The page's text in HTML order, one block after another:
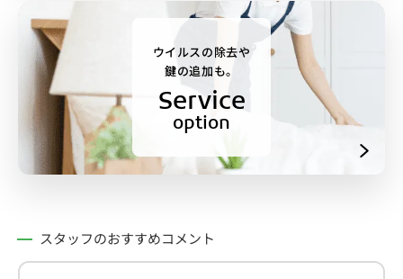
ウイルスの除去や
鍵の追加も。
Service
option
スタッフのおすすめコメント